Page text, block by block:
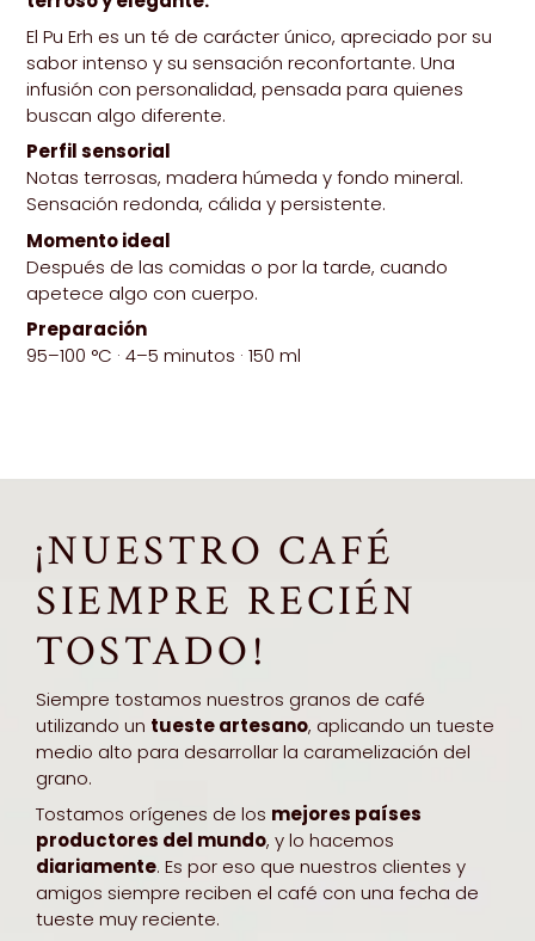
El Pu Erh es un té de carácter único, apreciado por su
sabor intenso y su sensación reconfortante. Una
infusión con personalidad, pensada para quienes
buscan algo diferente.
Perfil sensorial
Notas terrosas, madera húmeda y fondo mineral.
Sensación redonda, cálida y persistente.
Momento ideal
Después de las comidas o por la tarde, cuando
apetece algo con cuerpo.
Preparación
95–100 °C · 4–5 minutos · 150 ml
¡NUESTRO CAFÉ
SIEMPRE RECIÉN
TOSTADO!
Siempre tostamos nuestros granos de café
utilizando un tueste artesano, aplicando un tueste
medio alto para desarrollar la caramelización del
grano.
Tostamos orígenes de los mejores países
productores del mundo, y lo hacemos
diariamente. Es por eso que nuestros clientes y
amigos siempre reciben el café con una fecha de
tueste muy reciente.